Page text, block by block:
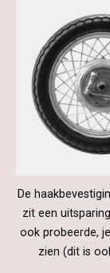
De
zit een
ook probeerde,
zien (dit is